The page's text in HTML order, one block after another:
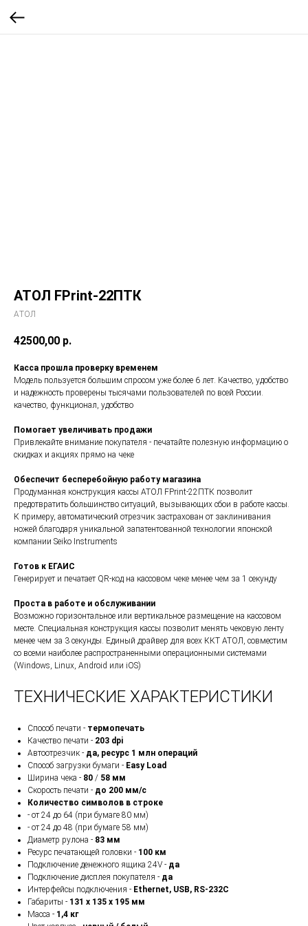
АТОЛ FPrint-22ПТК
AТОЛ
42500,00 р.
Касса прошла проверку временем
Модель пользуется большим спросом уже более 6 лет. Качество, удобство
и надежность проверены тысячами пользователей по всей России.
качество, функционал, удобство
Помогает увеличивать продажи
Привлекайте внимание покупателя - печатайте полезную информацию о
скидках и акциях прямо на чеке
Обеспечит бесперебойную работу магазина
Продуманная конструкция кассы АТОЛ FPrint-22ПТК позволит
предотвратить большинство ситуаций, вызывающих сбои в работе кассы.
К примеру, автоматический отрезчик застрахован от заклинивания
ножей благодаря уникальной запатентованной технологии японской
компании Seiko Instruments
Готов к ЕГАИС
Генерирует и печатает QR-код на кассовом чеке менее чем за 1 секунду
Проста в работе и обслуживании
Возможно горизонтальное или вертикальное размещение на кассовом
месте. Специальная конструкция кассы позволит менять чековую ленту
менее чем за 3 секунды. Единый драйвер для всех ККТ АТОЛ, совместим
со всеми наиболее распространенными операционными системами
(Windows, Linux, Android или iOS)
ТЕХНИЧЕСКИЕ ХАРАКТЕРИСТИКИ
Способ печати - термопечать
Качество печати - 203 dpi
Автоотрезчик - да, ресурс 1 млн операций
Способ загрузки бумаги - Easy Load
Ширина чека - 80 / 58 мм
Скорость печати - до 200 мм/с
Количество символов в строке
- от 24 до 64 (при бумаге 80 мм)
- от 24 до 48 (при бумаге 58 мм)
Диаметр рулона - 83 мм
Ресурс печатающей головки - 100 км
Подключение денежного ящика 24V - да
Подключение дисплея покупателя - да
Интерфейсы подключения - Ethernet, USB, RS-232C
Габариты - 131 х 135 х 195 мм
Масса - 1,4 кг